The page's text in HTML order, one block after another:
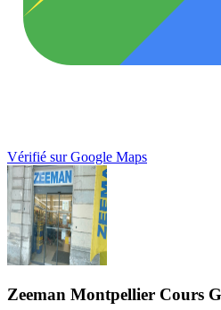
Vérifié sur Google Maps
Zeeman Montpellier Cours